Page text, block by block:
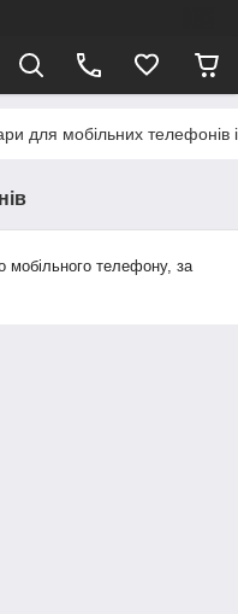
для мобільних телефонів
мобільного телефону, за